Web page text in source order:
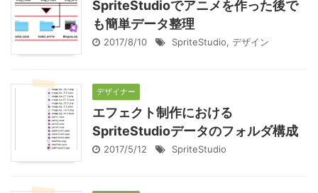
SpriteStudioでアニメを作った後で
も簡単データ整理
2017/8/10 SpriteStudio, デザイン
デザイナー
エフェクト制作における
SpriteStudioデータのフォルダ構成
2017/5/12 SpriteStudio